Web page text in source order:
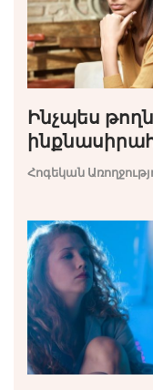
Ինչպես
Հոգեկան